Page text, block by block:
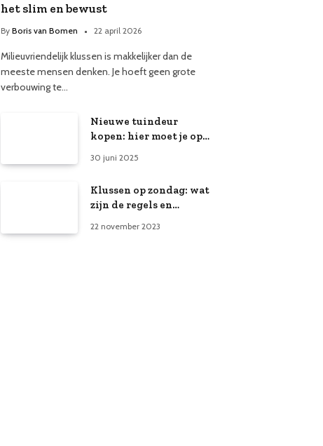
het slim en bewust
By Boris van Bomen 22 april 2026
Milieuvriendelijk klussen is makkelijker dan de
meeste mensen denken. Je hoeft geen grote
verbouwing te…
Nieuwe tuindeur
kopen: hier moet je op
30 juni 2025
Klussen op zondag: wat
zijn de regels en
22 november 2023